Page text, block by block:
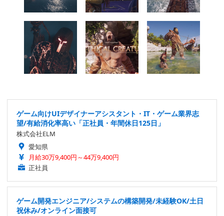
ゲーム向けUIデザイナーアシスタント・IT・ゲーム業界志
望/有給消化率高い「正社員・年間休日125日」
株式会社ELM
愛知県
月給30万9,400円～44万9,400円
正社員
ゲーム開発エンジニア/システムの構築開発/未経験OK/土日
祝休み/オンライン面接可